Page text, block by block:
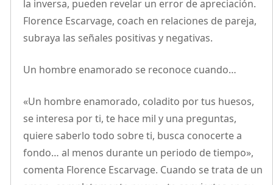
la inversa, pueden revelar un error de apreciación.
Florence Escarvage, coach en relaciones de pareja,
subraya las señales positivas y negativas.
Un hombre enamorado se reconoce cuando…
«Un hombre enamorado, coladito por tus huesos,
se interesa por ti, te hace mil y una preguntas,
quiere saberlo todo sobre ti, busca conocerte a
fondo… al menos durante un periodo de tiempo»,
comenta Florence Escarvage. Cuando se trata de un